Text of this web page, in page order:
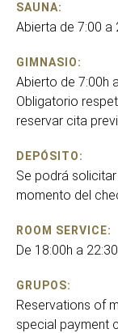
SAUNA:
Abierta de 7:00 a
GIMNASIO:
Abierto de 7:00h
Obligatorio
reservar cita
DEPÓSITO:
Se podrá
momento del
ROOM SERVICE:
De 18:00h a
GRUPOS:
Reservations of
special payment